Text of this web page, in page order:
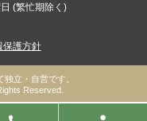
(繁忙期除く)
保護方針
立・自営です。
Reserved.